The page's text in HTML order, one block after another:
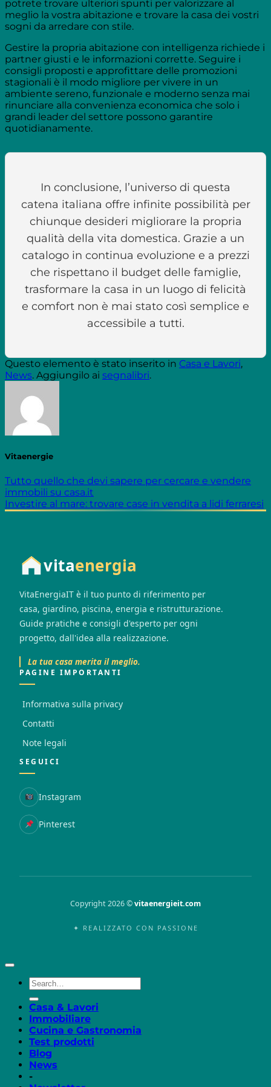
potrete trovare ulteriori spunti per valorizzare al
meglio la vostra abitazione e trovare la casa dei vostri
sogni da arredare con stile.
Gestire la propria abitazione con intelligenza richiede i
partner giusti e le informazioni corrette. Seguire i
consigli proposti e approfittare delle promozioni
stagionali è il modo migliore per vivere in un
ambiente sereno, funzionale e moderno senza mai
rinunciare alla convenienza economica che solo i
grandi leader del settore possono garantire
quotidianamente.
In conclusione, l’universo di questa
catena italiana offre infinite possibilità per
chiunque desideri migliorare la propria
qualità della vita domestica. Grazie a un
catalogo in continua evoluzione e a prezzi
che rispettano il budget delle famiglie,
trasformare la casa in un luogo di felicità
e comfort non è mai stato così semplice e
accessibile a tutti.
Questo elemento è stato inserito in Casa e Lavori,
News. Aggiungilo ai segnalibri.
Vitaenergie
Tutto quello che devi sapere per cercare e vendere
immobili su casa.it
Investire al mare: trovare case in vendita a lidi ferraresi
vitaenergia
VitaEnergiaIT è il tuo punto di riferimento per
casa, giardino, piscina, energia e ristrutturazione.
Guide pratiche e consigli d'esperto per ogni
progetto, dall'idea alla realizzazione.
La tua casa merita il meglio.
PAGINE IMPORTANTI
Informativa sulla privacy
Contatti
Note legali
SEGUICI
Instagram
Pinterest
Copyright 2026 ©vitaenergieit.com
✦ REALIZZATO CON PASSIONE
Casa & Lavori
Immobiliare
Cucina e Gastronomia
Test prodotti
Blog
News
-